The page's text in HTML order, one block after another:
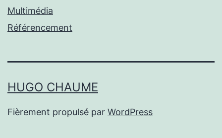
Multimédia
Référencement
HUGO CHAUME
Fièrement propulsé par WordPress